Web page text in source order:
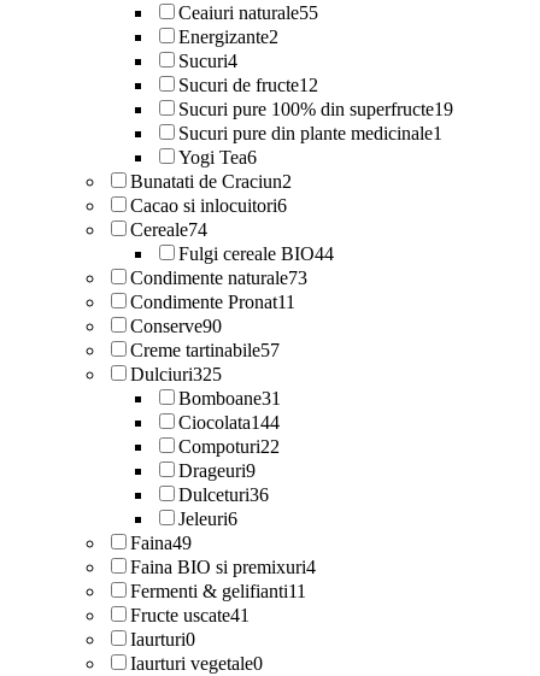
Ceaiuri naturale55
Energizante2
Sucuri4
Sucuri de fructe12
Sucuri pure 100% din superfructe19
Sucuri pure din plante medicinale1
Yogi Tea6
Bunatati de Craciun2
Cacao si inlocuitori6
Cereale74
Fulgi cereale BIO44
Condimente naturale73
Condimente Pronat11
Conserve90
Creme tartinabile57
Dulciuri325
Bomboane31
Ciocolata144
Compoturi22
Drageuri9
Dulceturi36
Jeleuri6
Faina49
Faina BIO si premixuri4
Fermenti & gelifianti11
Fructe uscate41
Iaurturi0
Iaurturi vegetale0